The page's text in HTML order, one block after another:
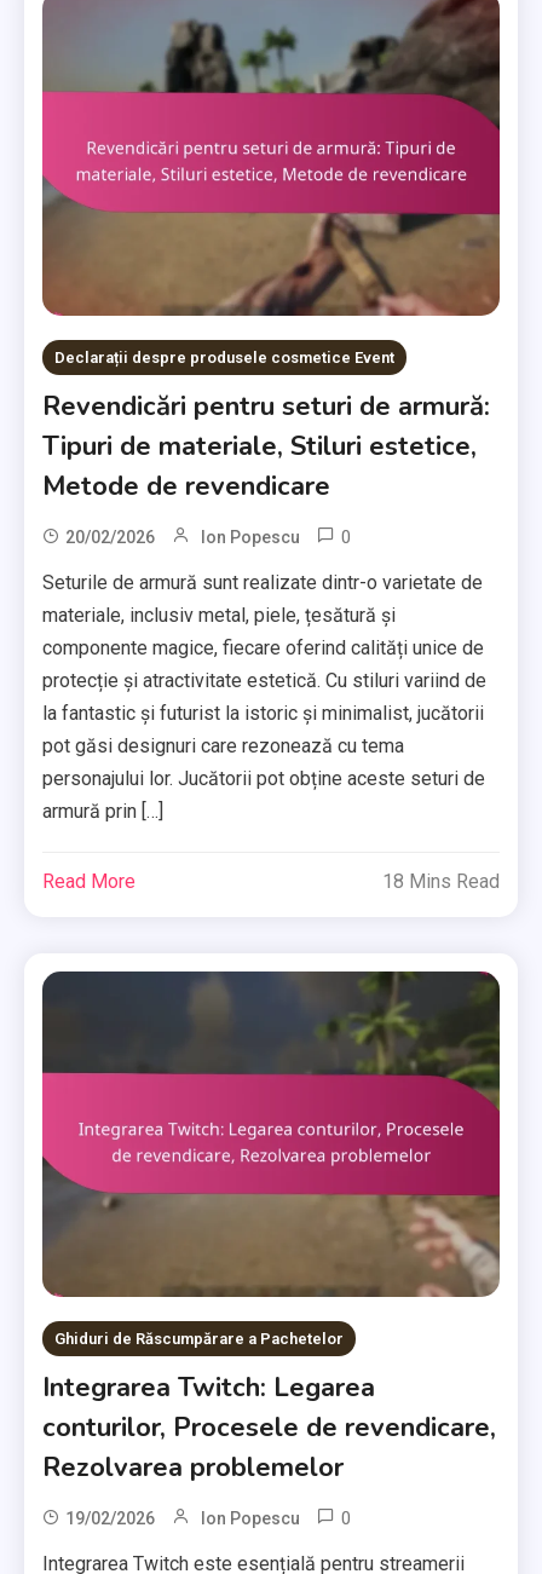
Declarații despre produsele cosmetice Event
Revendicări pentru seturi de armură:
Tipuri de materiale, Stiluri estetice,
Metode de revendicare
20/02/2026 Ion Popescu 0
Seturile de armură sunt realizate dintr-o varietate de
materiale, inclusiv metal, piele, țesătură și
componente magice, fiecare oferind calități unice de
protecție și atractivitate estetică. Cu stiluri variind de
la fantastic și futurist la istoric și minimalist, jucătorii
pot găsi designuri care rezonează cu tema
personajului lor. Jucătorii pot obține aceste seturi de
armură prin […]
Read More 18 Mins Read
Ghiduri de Răscumpărare a Pachetelor
Integrarea Twitch: Legarea
conturilor, Procesele de revendicare,
Rezolvarea problemelor
19/02/2026 Ion Popescu 0
Integrarea Twitch este esențială pentru streamerii